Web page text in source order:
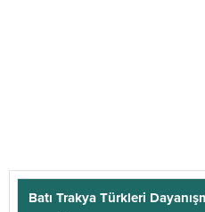
Batı Trakya Türkleri